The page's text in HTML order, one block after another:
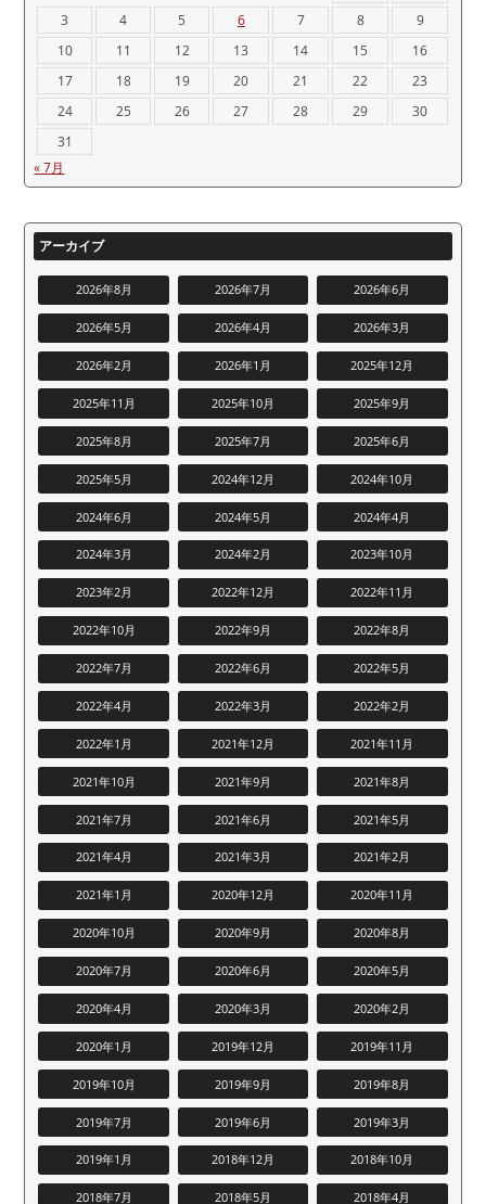
3
4 5 6 7 8
9
10
11 12 13 14 15
16
17
18 19 20 21 22
23
24
25 26 27 28 29
30
31
« 7月
アーカイブ
2026年8月 2026年7月 2026年6月
2026年5月 2026年4月 2026年3月
2026年2月 2026年1月 2025年12月
2025年11月 2025年10月 2025年9月
2025年8月 2025年7月 2025年6月
2025年5月 2024年12月 2024年10月
2024年6月 2024年5月 2024年4月
2024年3月 2024年2月 2023年10月
2023年2月 2022年12月 2022年11月
2022年10月 2022年9月 2022年8月
2022年7月 2022年6月 2022年5月
2022年4月 2022年3月 2022年2月
2022年1月 2021年12月 2021年11月
2021年10月 2021年9月 2021年8月
2021年7月 2021年6月 2021年5月
2021年4月 2021年3月 2021年2月
2021年1月 2020年12月 2020年11月
2020年10月 2020年9月 2020年8月
2020年7月 2020年6月 2020年5月
2020年4月 2020年3月 2020年2月
2020年1月 2019年12月 2019年11月
2019年10月 2019年9月 2019年8月
2019年7月 2019年6月 2019年3月
2019年1月 2018年12月 2018年10月
2018年7月 2018年5月 2018年4月